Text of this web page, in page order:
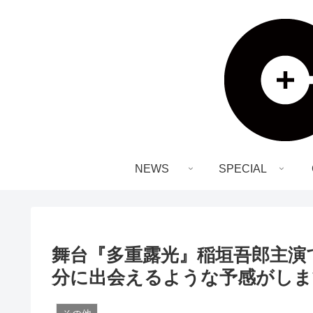
NEWS SPECIAL
舞台『多重露光』稲垣吾郎主
分に出会えるような予感がし